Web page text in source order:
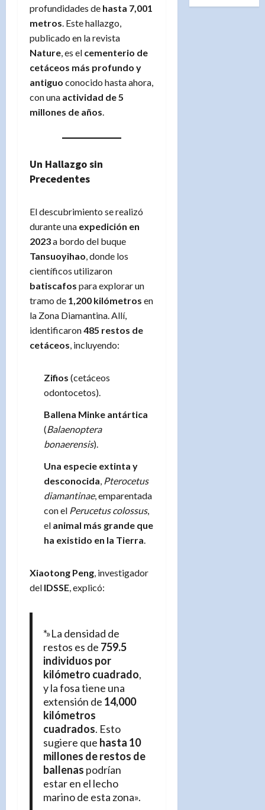
profundidades de hasta 7,001
metros. Este hallazgo,
publicado en la revista
Nature, es el cementerio de
cetáceos más profundo y
antiguo conocido hasta ahora,
con una actividad de 5
millones de años.
Un Hallazgo sin
Precedentes
El descubrimiento se realizó
durante una expedición en
2023a bordo del buque
Tansuoyihao, donde los
científicos utilizaron
batiscafos para explorar un
tramo de 1,200 kilómetros en
la Zona Diamantina. Allí,
identificaron485 restos de
cetáceos, incluyendo:
Zifios (cetáceos
odontocetos).
Ballena Minke antártica
(Balaenoptera
bonaerensis).
Una especie extinta y
desconocida, Pterocetus
diamantinae, emparentada
con el Perucetus colossus,
el animal más grande que
ha existido en la Tierra.
Xiaotong Peng, investigador
del IDSSE, explicó:
*»La densidad de
restos es de 759.5
individuos por
kilómetro cuadrado,
y la fosa tiene una
extensión de 14,000
kilómetros
cuadrados. Esto
sugiere que hasta 10
millones de restos de
ballenas podrían
estar en el lecho
marino de esta zona».